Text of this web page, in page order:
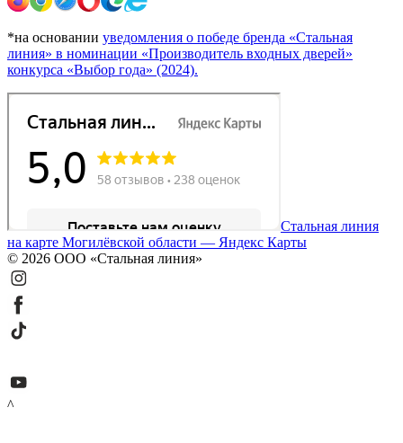
*на основании уведомления о победе бренда «Стальная
линия» в номинации «Производитель входных дверей»
конкурса «Выбор года» (2024).
Стальная линия
на карте Могилёвской области — Яндекс Карты
© 2026 ООО «Стальная линия»
^